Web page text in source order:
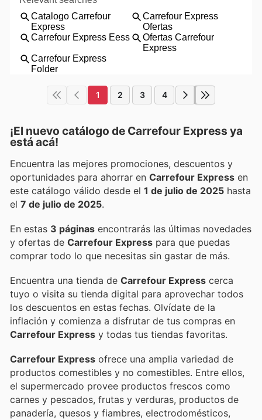
1 2 3 4
¡El nuevo catálogo de Carrefour Express ya
está acá!
Encuentra las mejores promociones, descuentos y
oportunidades para ahorrar en Carrefour Express en
este catálogo válido desde el 1 de julio de 2025 hasta
el 7 de julio de 2025.
En estas 3 páginas encontrarás las últimas novedades
y ofertas de Carrefour Express para que puedas
comprar todo lo que necesitas sin gastar de más.
Encuentra una tienda de Carrefour Express cerca
tuyo o visita su tienda digital para aprovechar todos
los descuentos en estas fechas. Olvídate de la
inflación y comienza a disfrutar de tus compras en
Carrefour Express y todas tus tiendas favoritas.
Carrefour Express ofrece una amplia variedad de
productos comestibles y no comestibles. Entre ellos,
el supermercado provee productos frescos como
carnes y pescados, frutas y verduras, productos de
panadería, quesos y fiambres, electrodomésticos,